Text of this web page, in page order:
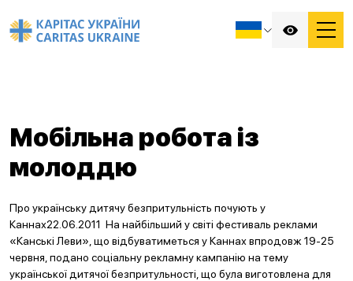
Мобільна робота із
молоддю
Про українську дитячу безпритульність почують у
Каннах22.06.2011 На найбільший у світі фестиваль реклами
«Канські Леви», що відбуватиметься у Каннах впродовж 19-25
червня, подано соціальну рекламну кампанію на тему
української дитячої безпритульності, що була виготовлена для